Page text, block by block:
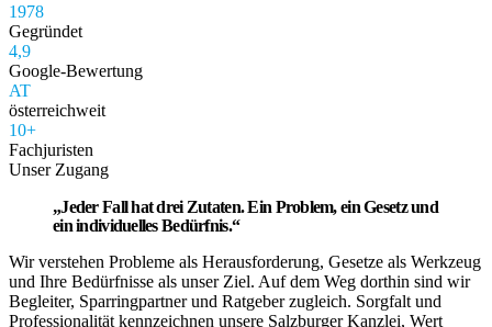
1978
Gegründet
4,9
Google-Bewertung
AT
österreichweit
10+
Fachjuristen
Unser Zugang
„Jeder Fall hat drei Zutaten. Ein Problem, ein Gesetz und
ein individuelles Bedürfnis.“
Wir verstehen Probleme als Herausforderung, Gesetze als Werkzeug
und Ihre Bedürfnisse als unser Ziel. Auf dem Weg dorthin sind wir
Begleiter, Sparringpartner und Ratgeber zugleich. Sorgfalt und
Professionalität kennzeichnen unsere Salzburger Kanzlei, Wert